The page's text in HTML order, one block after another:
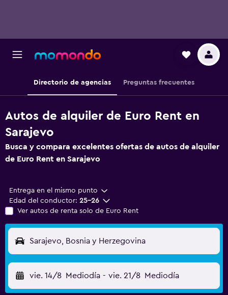
Directorio de agencias Preguntas frecuentes
Autos de alquiler de Euro Rent en
Sarajevo
Busca y compara excelentes ofertas de autos de alquiler
de Euro Rent en Sarajevo
Entrega en el mismo punto
Edad del conductor: 25-26
Ver autos de renta solo de Euro Rent
Sarajevo, Bosnia y Herzegovina
vie. 14/8 Mediodía - vie. 21/8 Mediodía